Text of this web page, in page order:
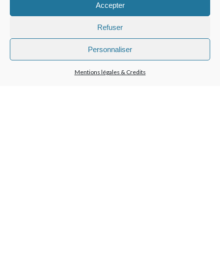
Accepter
Refuser
Personnaliser
Mentions légales & Credits
renouvellement urbain du quartier des Paradis à
Fontenay aux Roses (92)....